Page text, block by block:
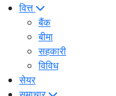
वित्त
बैंक
बीमा
सहकारी
विविध
सेयर